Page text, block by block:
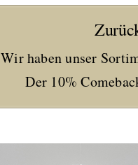
Wir haben unser
Der 10%